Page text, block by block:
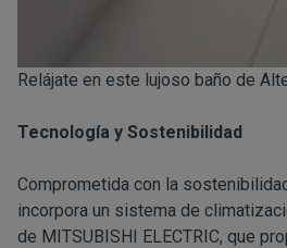
Relájate en este lujoso baño de
Tecnología y Sostenibilidad
Comprometida con la
incorpora un sistema de
de MITSUBISHI ELECTRIC, que